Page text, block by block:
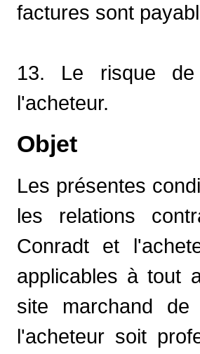
factures sont
13. Le risque
l'acheteur.
Objet
Les présentes
les relations
Conradt et
applicables à tout
site marchand
l'acheteur soit